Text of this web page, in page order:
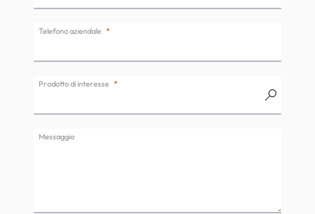
Telefono aziendale
Prodotto di interesse
Messaggio